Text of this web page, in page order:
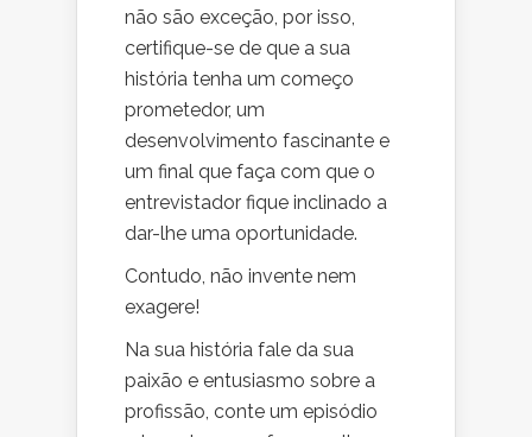
não são exceção, por isso,
certifique-se de que a sua
história tenha um começo
prometedor, um
desenvolvimento fascinante e
um final que faça com que o
entrevistador fique inclinado a
dar-lhe uma oportunidade.
Contudo, não invente nem
exagere!
Na sua história fale da sua
paixão e entusiasmo sobre a
profissão, conte um episódio